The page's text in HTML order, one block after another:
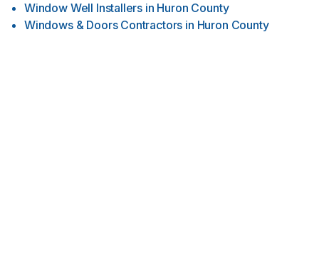
Window Well Installers in Huron County
Windows & Doors Contractors in Huron County